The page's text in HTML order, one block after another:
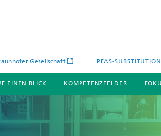
Gesellschaft PFAS-SUBSTITUTION
EINEN BLICK KOMPETENZFELDER